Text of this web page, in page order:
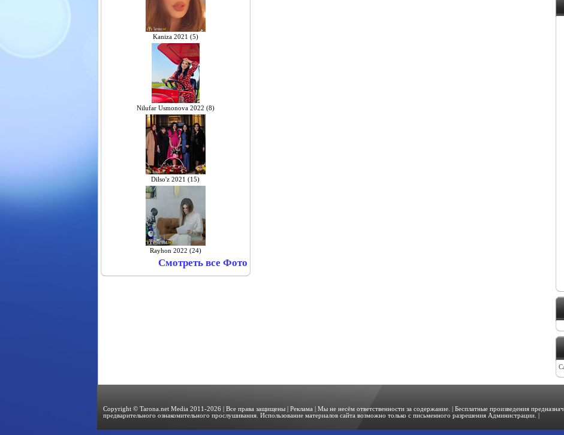
Kaniza 2021 (5)
Nilufar Usmonova 2022 (8)
Dilso'z 2021 (15)
Rayhon 2022 (24)
Смотреть все Фото
Copyright © Tarona.net Media 2011-2026 | Все права защищены |Реклама
| Мы не несём ответственности за содержание. | Бесплатные произведения
предварительного ознакомительного прослушивания. Использование материалов сайта возможно только с письменного разрешения Администрации. |